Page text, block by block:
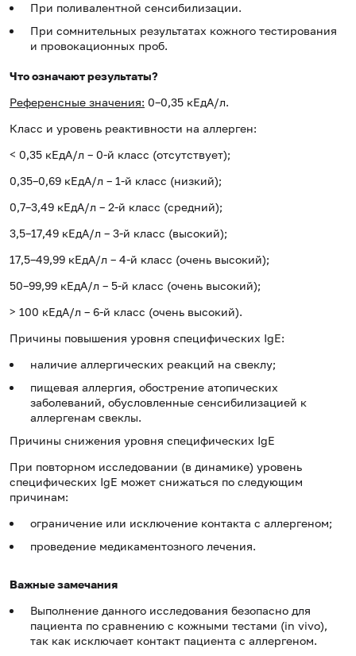
При поливалентной сенсибилизации.
При сомнительных результатах кожного тестирования
и провокационных проб.
Что означают результаты?
Референсные значения: 0–0,35 кЕдА/л.
Класс и уровень реактивности на аллерген:
< 0,35 кЕдА/л – 0-й класс (отсутствует);
0,35–0,69 кЕдА/л – 1-й класс (низкий);
0,7–3,49 кЕдА/л – 2-й класс (средний);
3,5–17,49 кЕдА/л – 3-й класс (высокий);
17,5–49,99 кЕдА/л – 4-й класс (очень высокий);
50–99,99 кЕдА/л – 5-й класс (очень высокий);
> 100 кЕдА/л – 6-й класс (очень высокий).
Причины повышения уровня специфических IgE:
наличие аллергических реакций на свеклу;
пищевая аллергия, обострение атопических
заболеваний, обусловленные сенсибилизацией к
аллергенам свеклы.
Причины снижения уровня специфических IgE
При повторном исследовании (в динамике) уровень
специфических IgE может снижаться по следующим
причинам:
ограничение или исключение контакта с аллергеном;
проведение медикаментозного лечения.
Важные замечания
Выполнение данного исследования безопасно для
пациента по сравнению с кожными тестами (in vivo),
так как исключает контакт пациента с аллергеном.